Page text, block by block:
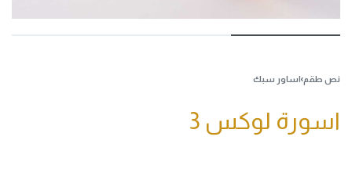
نص طقم›اساور سبك
اسورة لوكس 3